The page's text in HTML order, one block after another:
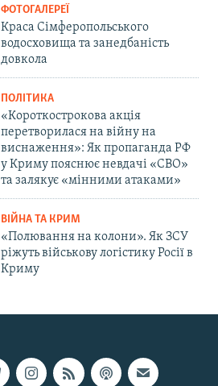
ФОТОГАЛЕРЕЇ
Краса Сімферопольського
водосховища та занедбаність
довкола
ПОЛІТИКА
«Короткострокова акція
перетворилася на війну на
виснаження»: Як пропаганда РФ
у Криму пояснює невдачі «СВО»
та залякує «мінними атаками»
ВІЙНА ТА КРИМ
«Полювання на колони». Як ЗСУ
ріжуть військову логістику Росії в
Криму